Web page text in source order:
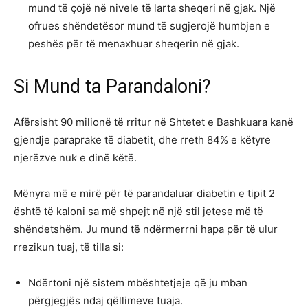
mund të çojë në nivele të larta sheqeri në gjak. Një
ofrues shëndetësor mund të sugjerojë humbjen e
peshës për të menaxhuar sheqerin në gjak.
Si Mund ta Parandaloni?
Afërsisht 90 milionë të rritur në Shtetet e Bashkuara kanë
gjendje paraprake të diabetit, dhe rreth 84% e këtyre
njerëzve nuk e dinë këtë.
Mënyra më e mirë për të parandaluar diabetin e tipit 2
është të kaloni sa më shpejt në një stil jetese më të
shëndetshëm. Ju mund të ndërmerrni hapa për të ulur
rrezikun tuaj, të tilla si:
Ndërtoni një sistem mbështetjeje që ju mban
përgjegjës ndaj qëllimeve tuaja.